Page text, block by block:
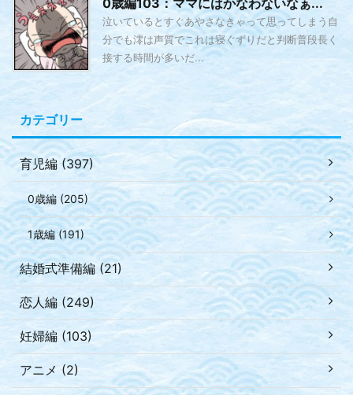
泣いているとすぐあやさなきゃって思ってしまう自
分でも澪は声質でこれは寝ぐずりだと判断普段長く
接する時間が多いだ...
カテゴリー
育児編 (397)
0歳編 (205)
1歳編 (191)
結婚式準備編 (21)
恋人編 (249)
妊婦編 (103)
アニメ (2)